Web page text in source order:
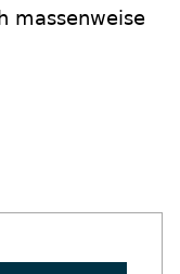
massenweise